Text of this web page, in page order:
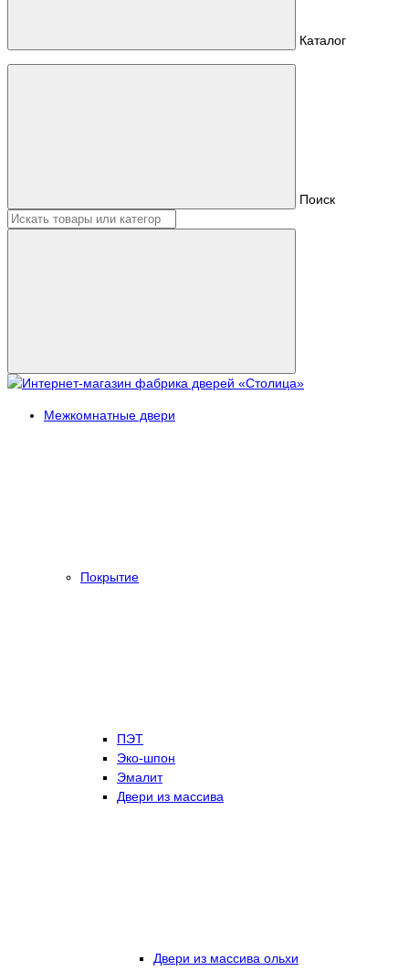
Каталог
Поиск
Межкомнатные двери
Покрытие
ПЭТ
Эко-шпон
Эмалит
Двери из массива
Двери из массива ольхи